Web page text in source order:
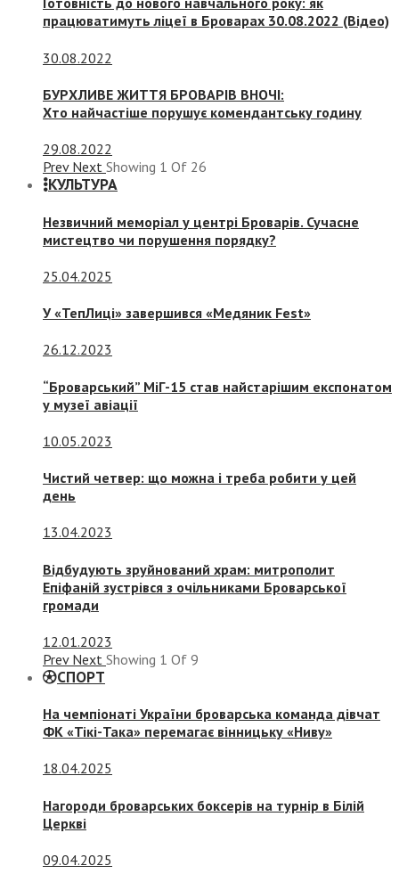
працюватимуть ліцеї в Броварах 30.08.2022 (Відео)
30.08.2022
БУРХЛИВЕ ЖИТТЯ БРОВАРІВ ВНОЧІ:
Хто найчастіше порушує комендантську годину
29.08.2022
Prev Next Showing 1 Of 26
КУЛЬТУРА
Незвичний меморіал у центрі Броварів. Сучасне
мистецтво чи порушення порядку?
25.04.2025
У «ТепЛиці» завершився «Медяник Fest»
26.12.2023
“Броварський” МіГ-15 став найстарішим експонатом
у музеї авіації
10.05.2023
Чистий четвер: що можна і треба робити у цей
день
13.04.2023
Відбудують зруйнований храм: митрополит
Епіфаній зустрівся з очільниками Броварської
громади
12.01.2023
Prev Next Showing 1 Of 9
СПОРТ
На чемпіонаті України броварська команда дівчат
ФК «Тікі-Така» перемагає вінницьку «Ниву»
18.04.2025
Нагороди броварських боксерів на турнір в Білій
Церкві
09.04.2025